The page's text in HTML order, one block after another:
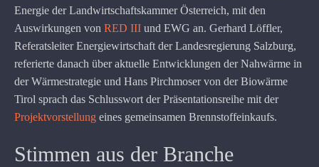
Energie der Landwirtschaftskammer Österreich, mit den
Auswirkungen von RED III und EWG an. Gerhard Löffler,
Referatsleiter Energiewirtschaft der Landesregierung Salzburg,
referierte danach über aktuelle Entwicklungen der Nahwärme in
der Wärmestrategie und Hans Pirchmoser von der Biowärme
Tirol sprach das Schlusswort der Präsentationsreihe mit der
Projektvorstellung eines gemeinsamen Brennstoffeinkaufs.
Stimmen aus der Branche